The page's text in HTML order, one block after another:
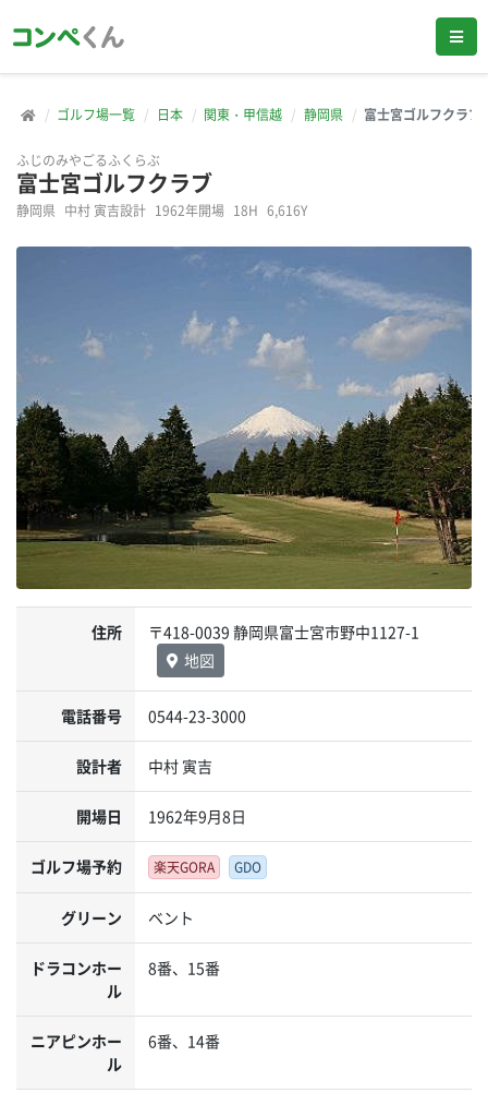
ゴルフ場一覧 日本 関東・甲信越 静岡県 富士宮ゴルフクラブ
ふじのみやごるふくらぶ
富士宮ゴルフクラブ
静岡県 中村 寅吉設計 1962年開場 18H 6,616Y
住所
〒418-0039 静岡県富士宮市野中1127-1
地図
電話番号 0544-23-3000
設計者 中村 寅吉
開場日 1962年9月8日
ゴルフ場予約 楽天GORA GDO
グリーン ベント
ドラコンホー
ル
8番、15番
ニアピンホー
ル
6番、14番